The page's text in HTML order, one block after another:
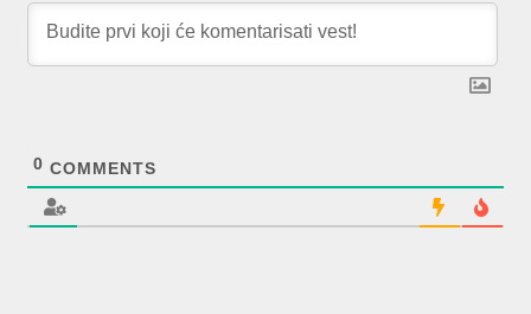
0 COMMENTS